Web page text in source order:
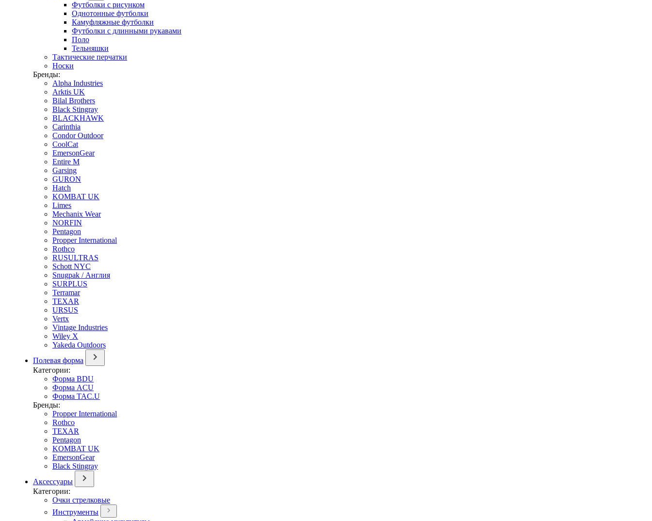
Футболки с рисунком
Однотонные футболки
Камуфляжные футболки
Футболки с длинными рукавами
Поло
Тельняшки
Тактические перчатки
Носки
Бренды:
Alpha Industries
Arktis UK
Bilal Brothers
Black Stingray
BLACKHAWK
Carinthia
Condor Outdoor
CoolCat
EmersonGear
Entire M
Garsing
GURON
Hatch
KOMBAT UK
Limes
Mechanix Wear
NORFIN
Pentagon
Propper International
Rothco
RUSULTRAS
Schott NYC
Snugpak / Англия
SURPLUS
Terramar
TEXAR
URSUS
Vertx
Vintage Industries
Wiley X
Yakeda Outdoors
Полевая форма
Категории:
Форма BDU
Форма ACU
Форма TAC.U
Бренды:
Propper International
Rothco
TEXAR
Pentagon
KOMBAT UK
EmersonGear
Black Stingray
Аксессуары
Категории:
Очки стрелковые
Инструменты